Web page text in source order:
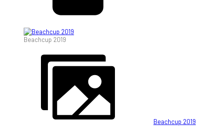
Beachcup 2019
Beachcup 2019